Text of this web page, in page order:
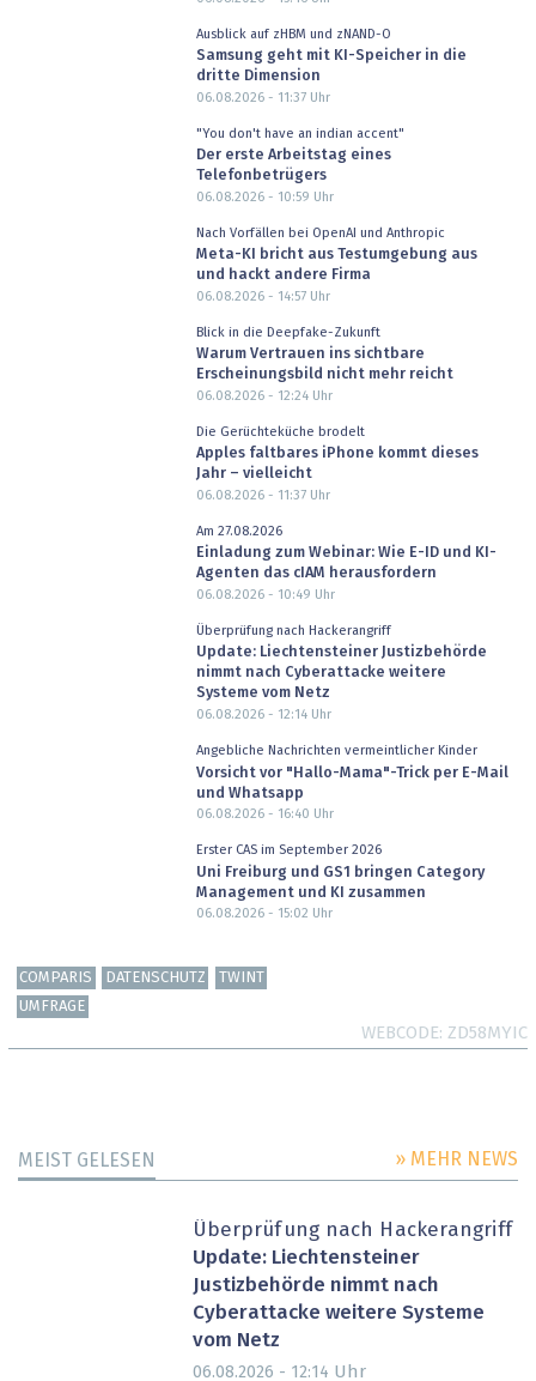
Ausblick auf zHBM und zNAND-O
Samsung geht mit KI-Speicher in die
dritte Dimension
06.08.2026 - 11:37Uhr
"You don't have an indian accent"
Der erste Arbeitstag eines
Telefonbetrügers
06.08.2026 - 10:59 Uhr
Nach Vorfällen bei OpenAI und Anthropic
Meta-KI bricht aus Testumgebung aus
und hackt andere Firma
06.08.2026 - 14:57Uhr
Blick in die Deepfake-Zukunft
Warum Vertrauen ins sichtbare
Erscheinungsbild nicht mehr reicht
06.08.2026 - 12:24Uhr
Die Gerüchteküche brodelt
Apples faltbares iPhone kommt dieses
Jahr – vielleicht
06.08.2026 - 11:37Uhr
Am 27.08.2026
Einladung zum Webinar: Wie E-ID und KI-
Agenten das cIAM herausfordern
06.08.2026 - 10:49 Uhr
Überprüfung nach Hackerangriff
Update: Liechtensteiner Justizbehörde
nimmt nach Cyberattacke weitere
Systeme vom Netz
06.08.2026 - 12:14Uhr
Angebliche Nachrichten vermeintlicher Kinder
Vorsicht vor "Hallo-Mama"-Trick per E-Mail
und Whatsapp
06.08.2026 - 16:40 Uhr
Erster CAS im September 2026
Uni Freiburg und GS1 bringen Category
Management und KI zusammen
06.08.2026 - 15:02 Uhr
COMPARIS DATENSCHUTZ
TWINT
UMFRAGE
WEBCODE ZD58MYIC
MEIST GELESEN » MEHR NEWS
Überprüfung nach Hackerangriff
Update: Liechtensteiner
Justizbehörde nimmt nach
Cyberattacke weitere Systeme
vom Netz
06.08.2026 - 12:14 Uhr